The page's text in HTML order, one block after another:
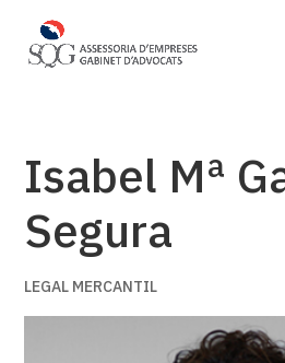
Isabel Mª
Segura
LEGAL MERCANTIL